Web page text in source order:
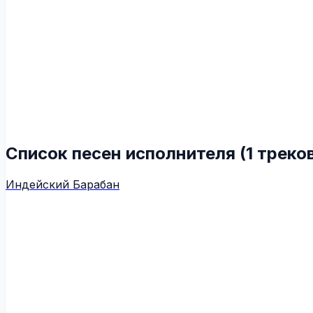
Список песен исполнителя (1
Индейский Барабан